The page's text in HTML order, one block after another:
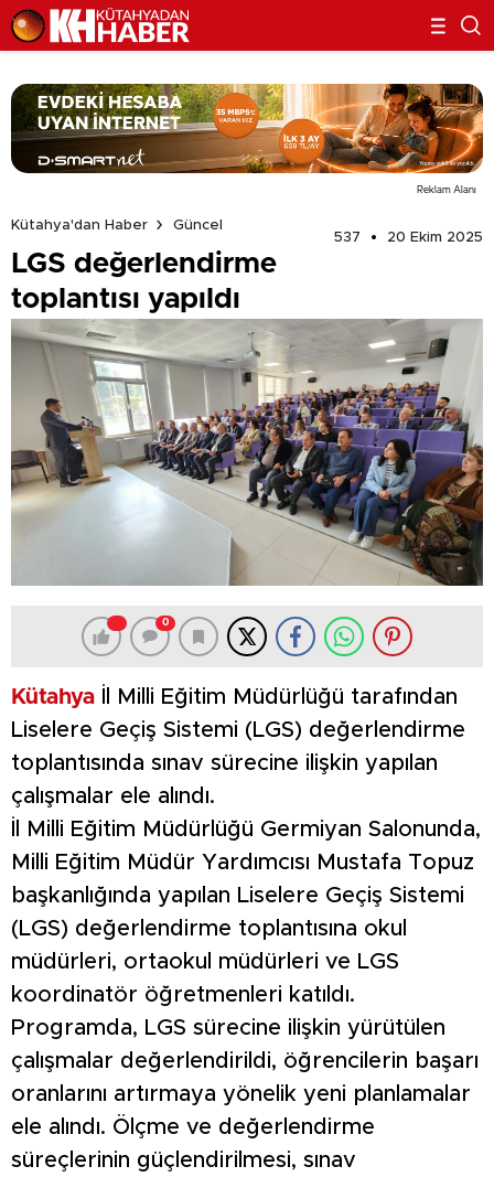
Reklam Alanı
Kütahya'dan Haber
Güncel
537
20 Ekim 2025
LGS değerlendirme
toplantısı yapıldı
0
Kütahya İl Milli Eğitim Müdürlüğü tarafından
Liselere Geçiş Sistemi (LGS) değerlendirme
toplantısında sınav sürecine ilişkin yapılan
çalışmalar ele alındı.
İl Milli Eğitim Müdürlüğü Germiyan Salonunda,
Milli Eğitim Müdür Yardımcısı Mustafa Topuz
başkanlığında yapılan Liselere Geçiş Sistemi
(LGS) değerlendirme toplantısına okul
müdürleri, ortaokul müdürleri ve LGS
koordinatör öğretmenleri katıldı.
Programda, LGS sürecine ilişkin yürütülen
çalışmalar değerlendirildi, öğrencilerin başarı
oranlarını artırmaya yönelik yeni planlamalar
ele alındı. Ölçme ve değerlendirme
süreçlerinin güçlendirilmesi, sınav